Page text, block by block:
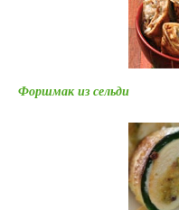
Форшмак из сельди